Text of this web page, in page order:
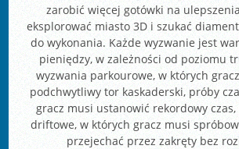
zarobić więcej gotówki na
eksplorować miasto 3D i szukać
do wykonania. Każde wyzwanie jest
pieniędzy, w zależności od poziomu
wyzwania parkourowe, w których
podchwytliwy tor kaskaderski, próby
gracz musi ustanowić rekordowy
driftowe, w których gracz musi
przejechać przez zakręty bez